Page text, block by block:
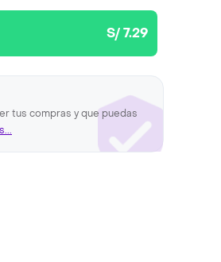
S/ 7.29
tus compras y que puedas